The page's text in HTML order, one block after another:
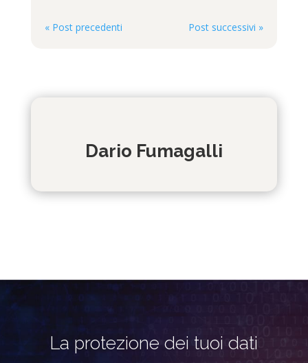
« Post precedenti Post successivi »
Dario Fumagalli
La protezione dei tuoi dati